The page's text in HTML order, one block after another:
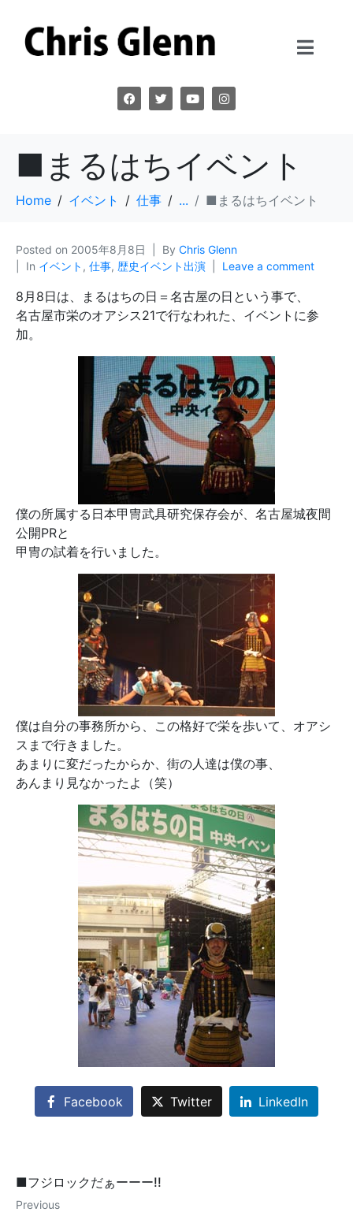
■まるはちイベント
Home イベント 仕事 ... ■まるはちイベント
Posted on 2005年8月8日 By Chris Glenn
In イベント , 仕事, 歴史イベント出演 Leave a comment
8月8日は、まるはちの日＝名古屋の日という事で、
名古屋市栄のオアシス21で行なわれた、イベントに参
加。
僕の所属する日本甲冑武具研究保存会が、名古屋城夜間
公開PRと
甲冑の試着を行いました。
僕は自分の事務所から、この格好で栄を歩いて、オアシ
スまで行きました。
あまりに変だったからか、街の人達は僕の事、
あんまり見なかったよ（笑）
Facebook Twitter LinkedIn
■フジロックだぁーーー!!
Previous